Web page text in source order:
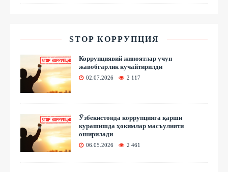
STOP КОРРУПЦИЯ
Коррупциявий жиноятлар учун
жавобгарлик кучайтирилди
02.07.2026 2 117
Ўзбекистонда коррупцияга қарши
курашишда ҳокимлар масъулияти
оширилади
06.05.2026 2 461